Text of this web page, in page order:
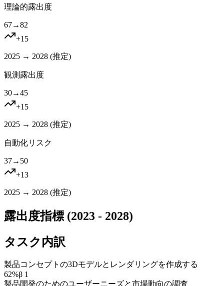
理論的露出度
67→82
+15
2025 → 2028 (推定)
観測露出度
30→45
+15
2025 → 2028 (推定)
自動化リスク
37→ 50
+13
2025 → 2028 (推定)
露出度指標 (2023 - 2028)
タスク内訳
製品コンセプトの3Dモデルとレンダリングを作成する
62%β 1
製品開発のためのユーザーニーズと市場動向の調査